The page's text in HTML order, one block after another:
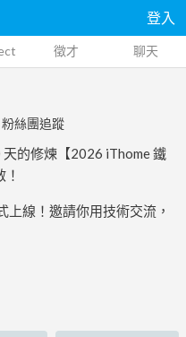
登入
徵才 聊天
絲團追蹤
的修煉【2026 iThome 鐵
線！邀請你用技術交流，